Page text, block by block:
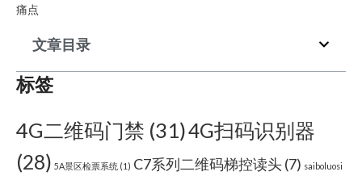
痛点
文章目录
标签
4G二维码门禁 (31)4G扫码识别器
(28) 5A景区检票系统 (1) C7系列二维码梯控读头(7) saiboluosi